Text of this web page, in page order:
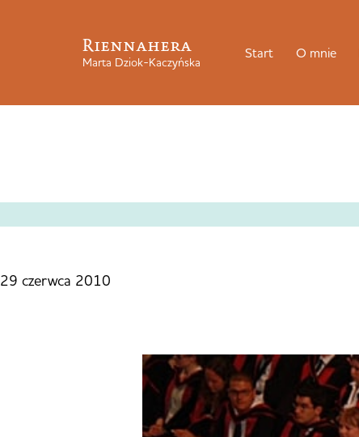
Riennahera
Marta Dziok-Kaczyńska
Start O mnie
29 czerwca 2010